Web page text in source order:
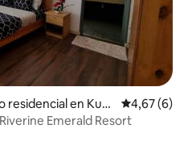
residencial en Kuc
Calificación
4,67 (6)
Emerald Resort